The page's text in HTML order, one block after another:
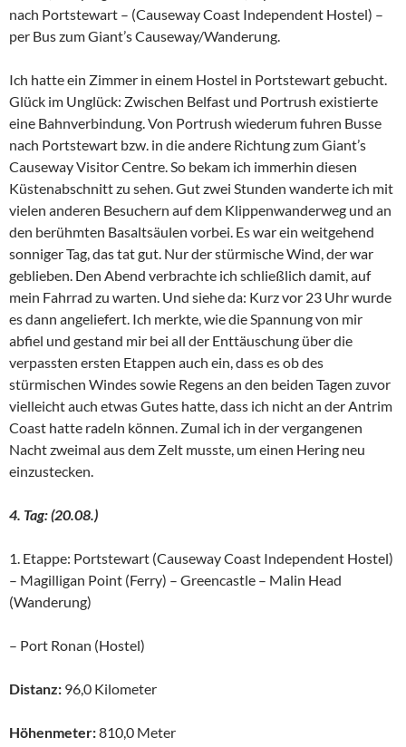
nach Portstewart – (Causeway Coast Independent Hostel) –
per Bus zum Giant’s Causeway/Wanderung.
Ich hatte ein Zimmer in einem Hostel in Portstewart gebucht.
Glück im Unglück: Zwischen Belfast und Portrush existierte
eine Bahnverbindung. Von Portrush wiederum fuhren Busse
nach Portstewart bzw. in die andere Richtung zum Giant’s
Causeway Visitor Centre. So bekam ich immerhin diesen
Küstenabschnitt zu sehen. Gut zwei Stunden wanderte ich mit
vielen anderen Besuchern auf dem Klippenwanderweg und an
den berühmten Basaltsäulen vorbei. Es war ein weitgehend
sonniger Tag, das tat gut. Nur der stürmische Wind, der war
geblieben. Den Abend verbrachte ich schließlich damit, auf
mein Fahrrad zu warten. Und siehe da: Kurz vor 23 Uhr wurde
es dann angeliefert. Ich merkte, wie die Spannung von mir
abfiel und gestand mir bei all der Enttäuschung über die
verpassten ersten Etappen auch ein, dass es ob des
stürmischen Windes sowie Regens an den beiden Tagen zuvor
vielleicht auch etwas Gutes hatte, dass ich nicht an der Antrim
Coast hatte radeln können. Zumal ich in der vergangenen
Nacht zweimal aus dem Zelt musste, um einen Hering neu
einzustecken.
4. Tag: (20.08.)
1. Etappe: Portstewart (Causeway Coast Independent Hostel)
– Magilligan Point (Ferry) – Greencastle – Malin Head
(Wanderung)
– Port Ronan (Hostel)
Distanz: 96,0 Kilometer
Höhenmeter:810,0 Meter